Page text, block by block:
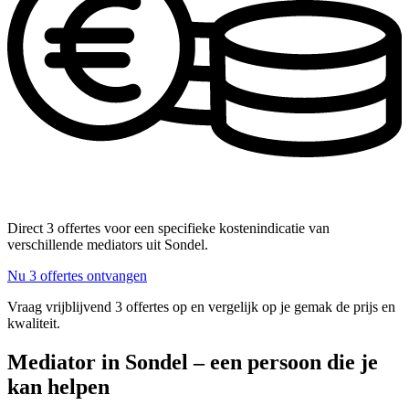
Direct 3 offertes voor een specifieke kostenindicatie van
verschillende mediators uit Sondel.
Nu 3 offertes ontvangen
Vraag vrijblijvend 3 offertes op en vergelijk op je gemak de prijs en
kwaliteit.
Mediator in Sondel – een persoon die je
kan helpen